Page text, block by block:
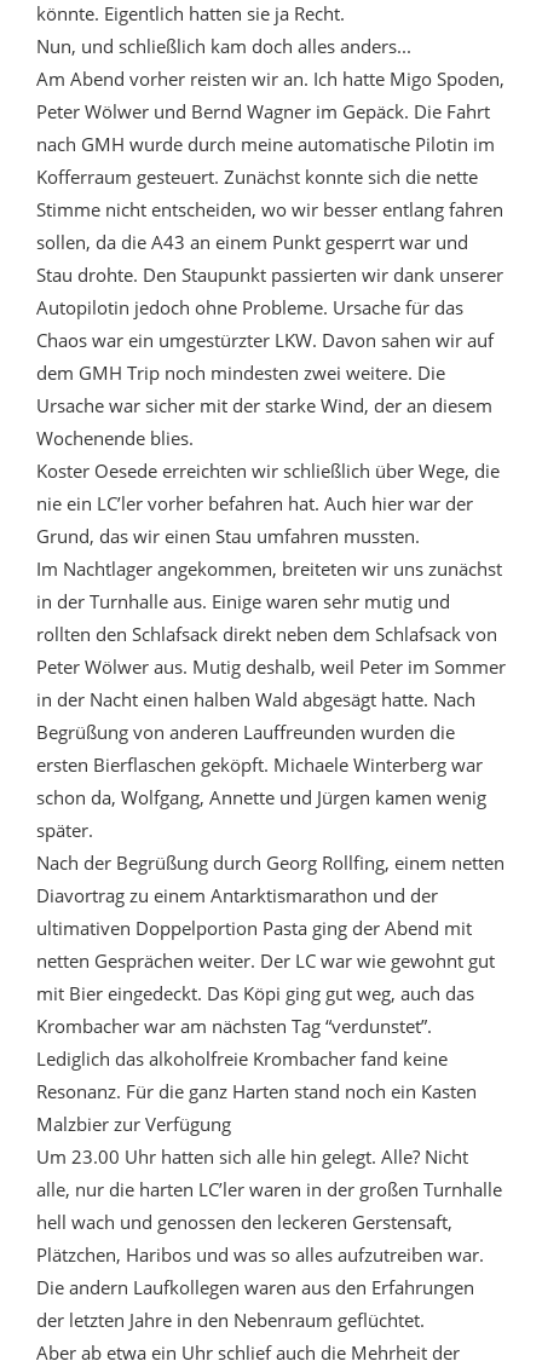
könnte. Eigentlich hatten sie ja Recht.
Nun, und schließlich kam doch alles anders...
Am Abend vorher reisten wir an. Ich hatte Migo Spoden,
Peter Wölwer und Bernd Wagner im Gepäck. Die Fahrt
nach GMH wurde durch meine automatische Pilotin im
Kofferraum gesteuert. Zunächst konnte sich die nette
Stimme nicht entscheiden, wo wir besser entlang fahren
sollen, da die A43 an einem Punkt gesperrt war und
Stau drohte. Den Staupunkt passierten wir dank unserer
Autopilotin jedoch ohne Probleme. Ursache für das
Chaos war ein umgestürzter LKW. Davon sahen wir auf
dem GMH Trip noch mindesten zwei weitere. Die
Ursache war sicher mit der starke Wind, der an diesem
Wochenende blies.
Koster Oesede erreichten wir schließlich über Wege, die
nie ein LC’ler vorher befahren hat. Auch hier war der
Grund, das wir einen Stau umfahren mussten.
Im Nachtlager angekommen, breiteten wir uns zunächst
in der Turnhalle aus. Einige waren sehr mutig und
rollten den Schlafsack direkt neben dem Schlafsack von
Peter Wölwer aus. Mutig deshalb, weil Peter im Sommer
in der Nacht einen halben Wald abgesägt hatte. Nach
Begrüßung von anderen Lauffreunden wurden die
ersten Bierflaschen geköpft. Michaele Winterberg war
schon da, Wolfgang, Annette und Jürgen kamen wenig
später.
Nach der Begrüßung durch Georg Rollfing, einem netten
Diavortrag zu einem Antarktismarathon und der
ultimativen Doppelportion Pasta ging der Abend mit
netten Gesprächen weiter. Der LC war wie gewohnt gut
mit Bier eingedeckt. Das Köpi ging gut weg, auch das
Krombacher war am nächsten Tag “verdunstet”.
Lediglich das alkoholfreie Krombacher fand keine
Resonanz. Für die ganz Harten stand noch ein Kasten
Malzbier zur Verfügung
Um 23.00 Uhr hatten sich alle hin gelegt. Alle? Nicht
alle, nur die harten LC’ler waren in der großen Turnhalle
hell wach und genossen den leckeren Gerstensaft,
Plätzchen, Haribos und was so alles aufzutreiben war.
Die andern Laufkollegen waren aus den Erfahrungen
der letzten Jahre in den Nebenraum geflüchtet.
Aber ab etwa ein Uhr schlief auch die Mehrheit der